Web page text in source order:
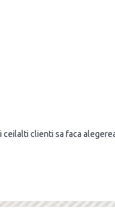
clienti sa faca